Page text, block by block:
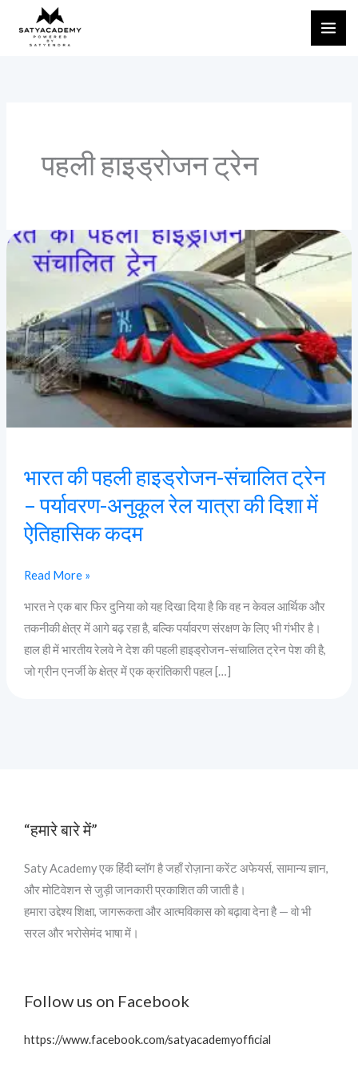
पहली हाइड्रोजन ट्रेन
भारत की पहली हाइड्रोजन-संचालित ट्रेन
– पर्यावरण-अनुकूल रेल यात्रा की दिशा में
ऐतिहासिक कदम
भारत
की
संचालित
ट्रेन
–
पर्यावरण-
की
दिशा
में
ऐतिहासिक
Read More »
भारत ने एक बार फिर दुनिया को यह दिखा दिया है कि वह न केवल आर्थिक और
तकनीकी क्षेत्र में आगे बढ़ रहा है, बल्कि पर्यावरण संरक्षण के लिए भी गंभीर है।
हाल ही में भारतीय रेलवे ने देश की पहली हाइड्रोजन-संचालित ट्रेन पेश की है,
जो ग्रीन एनर्जी के क्षेत्र में एक क्रांतिकारी पहल […]
“हमारे बारे में”
Saty Academy एक हिंदी ब्लॉग है जहाँ रोज़ाना करेंट अफेयर्स, सामान्य ज्ञान,
और मोटिवेशन से जुड़ी जानकारी प्रकाशित की जाती है।
हमारा उद्देश्य शिक्षा, जागरूकता और आत्मविकास को बढ़ावा देना है — वो भी
सरल और भरोसेमंद भाषा में।
Follow us on Facebook
https://www.facebook.com/satyacademyofficial